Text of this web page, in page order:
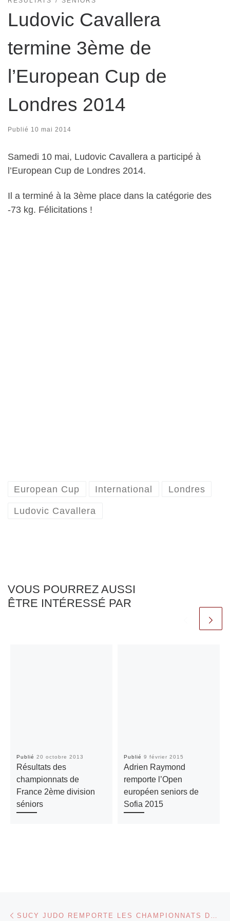
Ludovic Cavallera
termine 3ème de
l’European Cup de
Londres 2014
Publié 10 mai 2014
Samedi 10 mai, Ludovic Cavallera a participé à
l’European Cup de Londres 2014.
Il a terminé à la 3ème place dans la catégorie des
-73 kg. Félicitations !
European Cup International Londres
Ludovic Cavallera
VOUS POURREZ AUSSI
ÊTRE INTÉRESSÉ PAR
Publié 20 octobre 2013
Résultats des
championnats de
France 2ème division
séniors
Publié 9 février 2015
Adrien Raymond
remporte l’Open
européen seniors de
Sofia 2015
Parcourir les articles